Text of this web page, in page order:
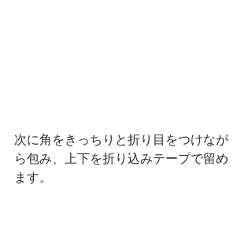
次に角をきっちりと折り目をつけなが
ら包み、上下を折り込みテープで留め
ます。